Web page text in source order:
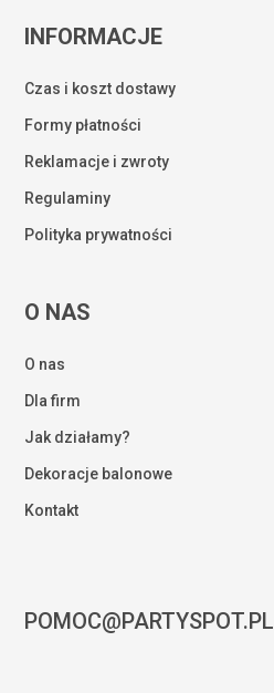
INFORMACJE
Czas i koszt dostawy
Formy płatności
Reklamacje i zwroty
Regulaminy
Polityka prywatności
O NAS
O nas
Dla firm
Jak działamy?
Dekoracje balonowe
Kontakt
POMOC@PARTYSPOT.PL